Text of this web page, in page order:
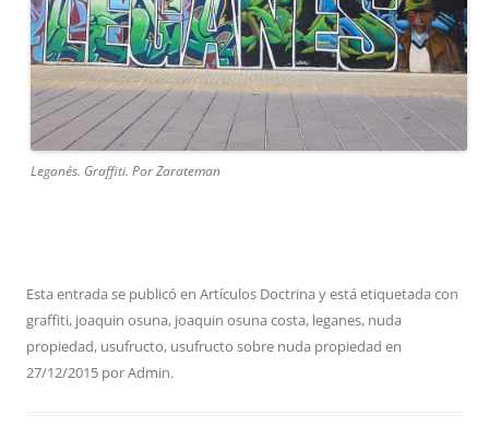
Leganés. Graffiti. Por Zarateman
Esta entrada se publicó en Artículos Doctrina y está etiquetada con
graffiti, joaquin osuna, joaquin osuna costa, leganes, nuda
propiedad, usufructo, usufructo sobre nuda propiedad en
27/12/2015 porAdmin.